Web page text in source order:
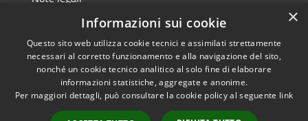
Dichiarazione di accessibilità
RSS
Accessibilità
Copyright © 2026 • Città di
×
Informazioni sui cookie
Questo sito web utilizza cookie tecnici e assimilati strettamente
necessari al corretto funzionamento e alla navigazione del sito,
nonché un cookie tecnico analitico al solo fine di elaborare
informazioni statistiche, aggregate e anonime.
Per maggiori dettagli, può consultare la cookie policy al seguente link